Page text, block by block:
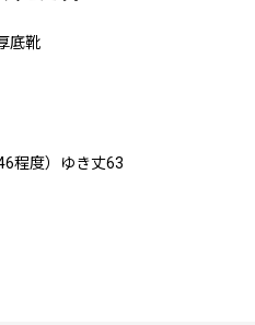
底靴
程度）ゆき丈63